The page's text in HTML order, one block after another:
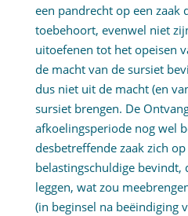
een pandrecht op een zaak
toebehoort, evenwel niet
uitoefenen tot het opeisen
de macht van de sursiet
dus niet uit de macht (en
sursiet brengen. De
afkoelingsperiode nog wel
desbetreffende zaak zich
belastingschuldige bevindt,
leggen, wat zou
(in beginsel na beëindiging